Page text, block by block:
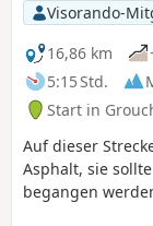
Visorando-
16,86 km
5:15 Std.
Start in
Auf dieser
Asphalt, sie
begangen